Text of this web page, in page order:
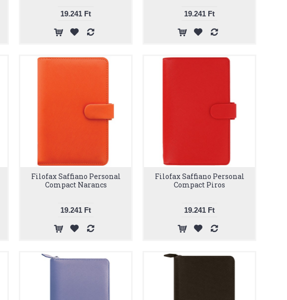
19.241 Ft 19.241 Ft
Filofax Saffiano Personal
Compact Narancs
19.241 Ft
Filofax Saffiano Personal
Compact Piros
19.241 Ft